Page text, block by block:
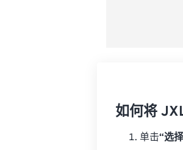
如何将
单击“选